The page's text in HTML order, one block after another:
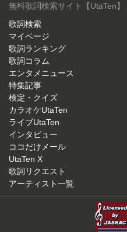
無料歌詞検索サイト【UtaTen】
歌詞検索
マイページ
歌詞ランキング
歌詞コラム
エンタメニュース
特集記事
検定・クイズ
カラオケUtaTen
ライブUtaTen
インタビュー
ココだけメール
UtaTen X
歌詞リクエスト
アーティスト一覧